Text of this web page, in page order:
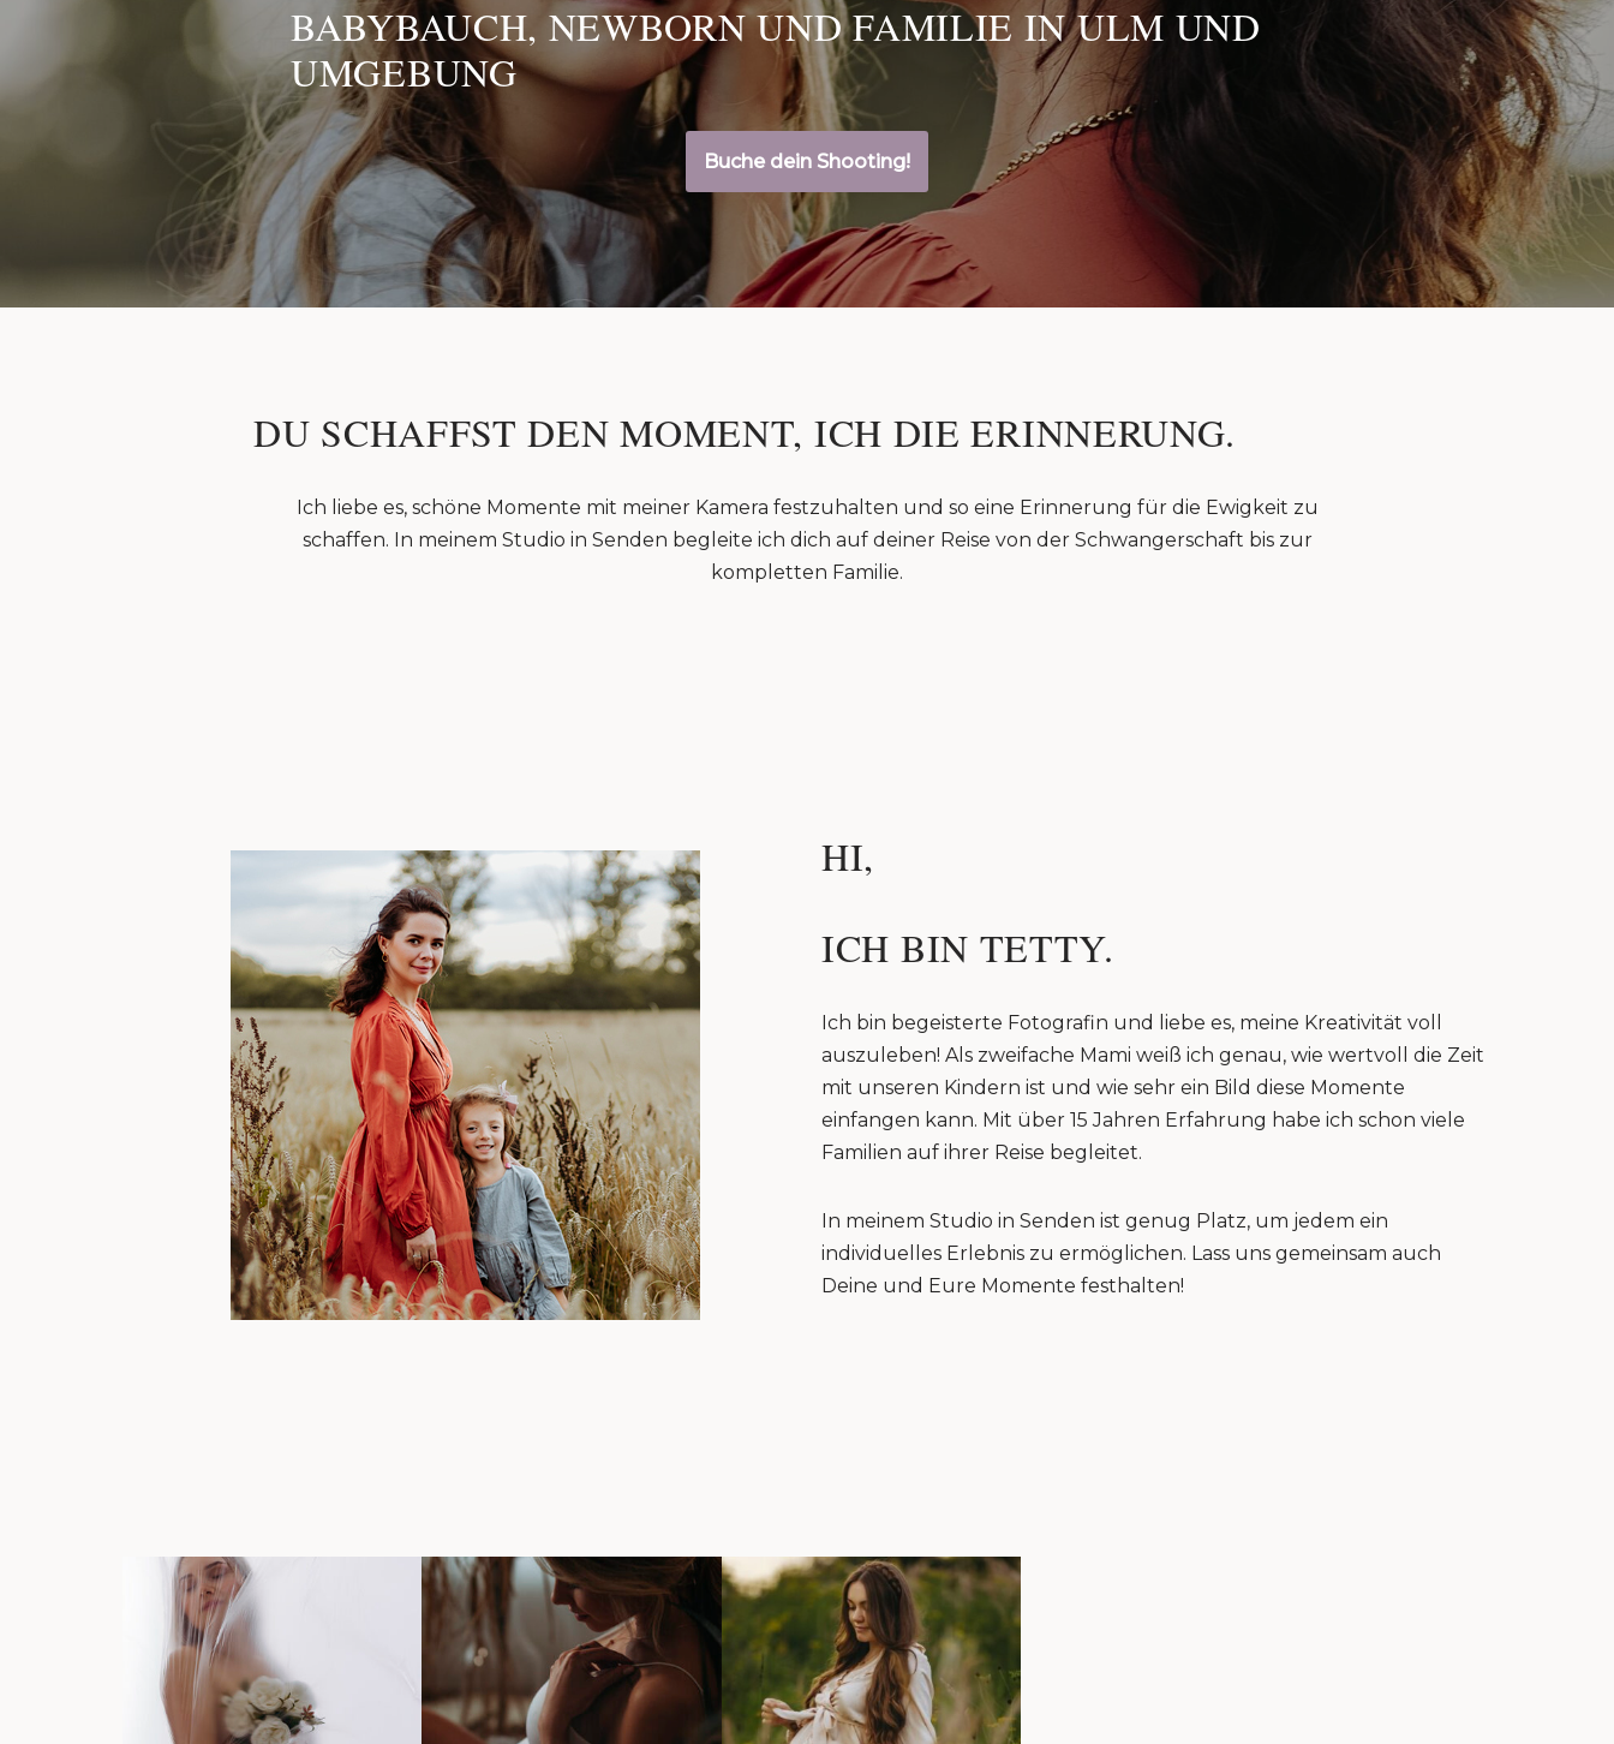
BABYBAUCH, NEWBORN UND FAMILIE IN ULM UND
UMGEBUNG
Buche dein Shooting!
DU SCHAFFST DEN MOMENT, ICH DIE ERINNERUNG.
Ich liebe es, schöne Momente mit meiner Kamera festzuhalten und so eine Erinnerung für die Ewigkeit zu
schaffen. In meinem Studio in Senden begleite ich dich auf deiner Reise von der Schwangerschaft bis zur
kompletten Familie.
HI,
ICH BIN TETTY.
Ich bin begeisterte Fotografin und liebe es, meine Kreativität voll
auszuleben! Als zweifache Mami weiß ich genau, wie wertvoll die Zeit
mit unseren Kindern ist und wie sehr ein Bild diese Momente
einfangen kann. Mit über 15 Jahren Erfahrung habe ich schon viele
Familien auf ihrer Reise begleitet.
In meinem Studio in Senden ist genug Platz, um jedem ein
individuelles Erlebnis zu ermöglichen. Lass uns gemeinsam auch
Deine und Eure Momente festhalten!